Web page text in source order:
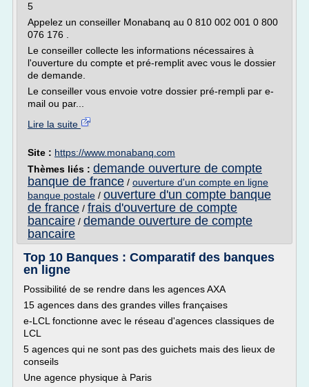
5
Appelez un conseiller Monabanq au 0 810 002 001 0 800
076 176 .
Le conseiller collecte les informations nécessaires à
l'ouverture du compte et pré-remplit avec vous le dossier
de demande.
Le conseiller vous envoie votre dossier pré-rempli par e-
mail ou par...
Lire la suite
Site : https://www.monabanq.com
Thèmes liés : demande ouverture de compte
banque de france / ouverture d'un compte en ligne
banque postale / ouverture d'un compte banque
de france / frais d'ouverture de compte
bancaire / demande ouverture de compte
bancaire
Top 10 Banques : Comparatif des banques
en ligne
Possibilité de se rendre dans les agences AXA
15 agences dans des grandes villes françaises
e-LCL fonctionne avec le réseau d'agences classiques de
LCL
5 agences qui ne sont pas des guichets mais des lieux de
conseils
Une agence physique à Paris